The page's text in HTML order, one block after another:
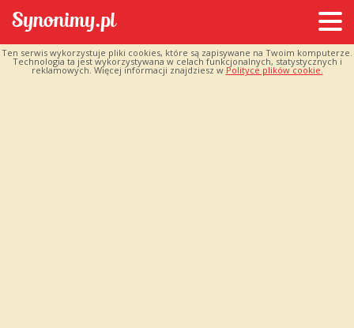
Ten serwis wykorzystuje pliki cookies, które są zapisywane na Twoim komputerze.
Technologia ta jest wykorzystywana w celach funkcjonalnych, statystycznych i
reklamowych. Więcej informacji znajdziesz w Polityce plików cookie.